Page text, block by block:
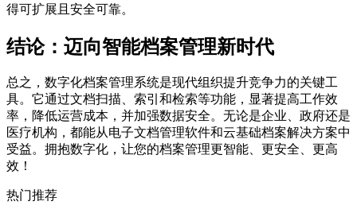
得可扩展且安全可靠。
结论：迈向智能档案管理新时代
总之，数字化档案管理系统是现代组织提升竞争力的关键工
具。它通过文档扫描、索引和检索等功能，显著提高工作效
率，降低运营成本，并加强数据安全。无论是企业、政府还是
医疗机构，都能从电子文档管理软件和云基础档案解决方案中
受益。拥抱数字化，让您的档案管理更智能、更安全、更高
效！
热门推荐